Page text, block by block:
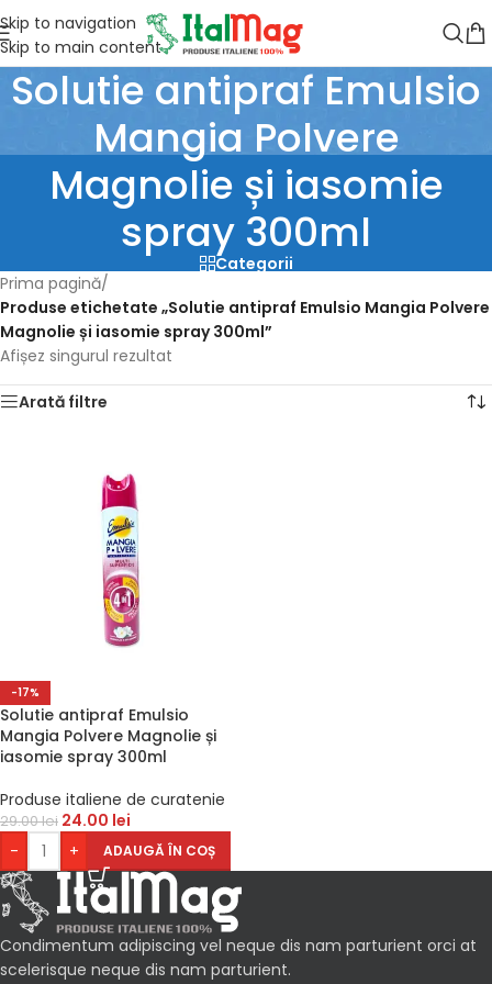
Skip to navigation
Skip to main content
Solutie antipraf Emulsio
Mangia Polvere
Magnolie și iasomie
spray 300ml
Categorii
Prima pagină/
Produse etichetate „Solutie antipraf Emulsio Mangia Polvere
Magnolie și iasomie spray 300ml”
Afișez singurul rezultat
Arată filtre
-17%
Solutie antipraf Emulsio
Mangia Polvere Magnolie și
iasomie spray 300ml
Produse italiene de curatenie
29.00lei 24.00 lei
-
+ ADAUGĂ ÎN COȘ
Condimentum adipiscing vel neque dis nam parturient orci at
scelerisque neque dis nam parturient.